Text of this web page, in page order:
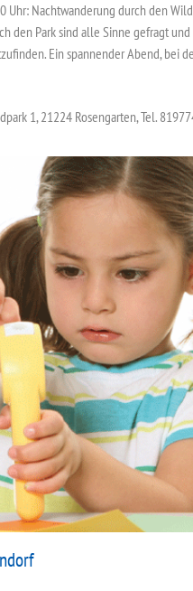
Uhr: Nachtwanderung durch den
den Park sind alle Sinne gefragt
Ein spannender Abend, bei
1, 21224 Rosengarten, Tel.